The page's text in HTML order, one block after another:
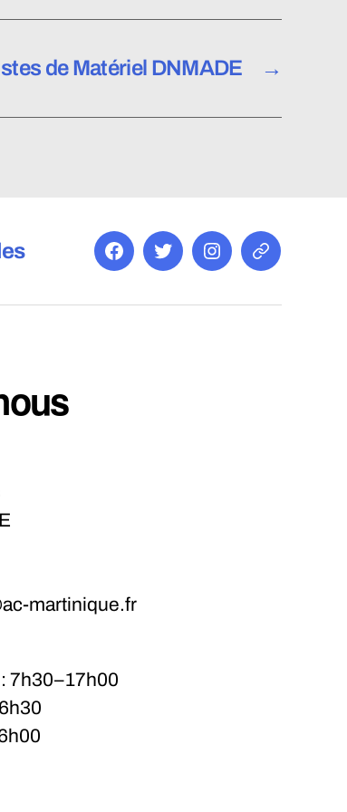
→
de Matériel DNMADE
FacebookTwitterInstagram
E-
martinique.fr
7h30–17h00